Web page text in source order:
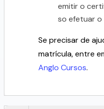
emitir o
so efetuar o
Se precisar de
matrícula, entre
Anglo Cursos.